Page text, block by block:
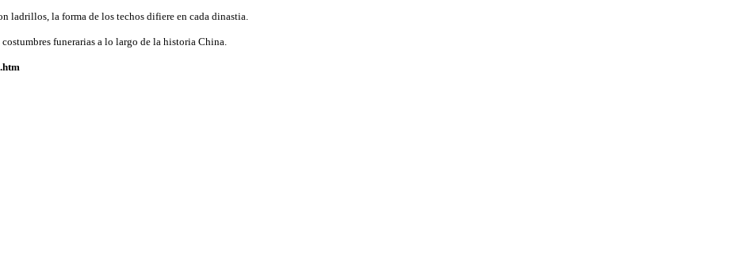
ladrillos, la forma de los techos difiere en cada dinasti­a.
funerarias a lo largo de la historia China.